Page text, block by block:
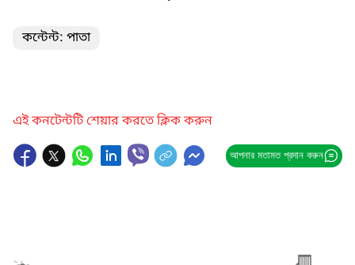
কন্টেন্ট: পাতা
এই কনটেন্টটি শেয়ার করতে ক্লিক করুন
আপনার মতামত প্রদান করুন